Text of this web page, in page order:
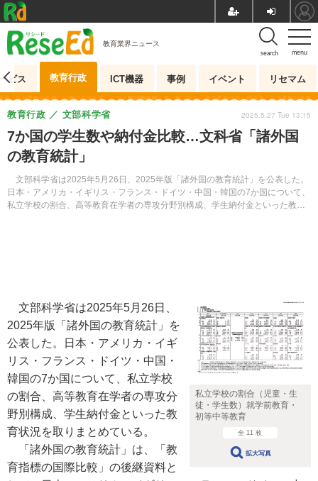
menu
search
教育業界ニュース
ビス 教育行政 ICT機器 事例 イベント リセマム
7か国の学生数や納付金比較…文科省「諸外国
の教育統計」
文部科学省は2025年5月26日、2025年版「諸外国の教育統計」を公表した。
日本・アメリカ・イギリス・フランス・ドイツ・中国・韓国の7か国について、
私立学校の割合、高等教育在学者の専攻分野別構成、学生納付金といった教育
教育行政 文部科学省 2025.5.27 Tue 13:15
私立学校の割合（児童・生
徒・学生数）就学前教育・
初等中等教育
全 11 枚
拡大写真
文部科学省は2025年5月26日、
2025年版「諸外国の教育統計」を
公表した。日本・アメリカ・イギ
リス・フランス・ドイツ・中国・
韓国の7か国について、私立学校
の割合、高等教育在学者の専攻分
野別構成、学生納付金といった教
育状況を取りまとめている。
「諸外国の教育統計」は、「教
育指標の国際比較」の後継資料と